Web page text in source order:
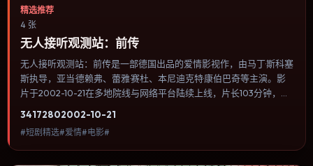
精选推荐
4 张
无人接听观测站：前传
无人接听观测站：前传是一部德国出品的爱情影视作，由马丁·斯科塞
斯执导，亚当·德赖弗、蕾雅·赛杜、本尼迪克特·康伯巴奇等主演。影
片于2002-10-21在多地院线与网络平台陆续上线，片长103分钟，适
物选择与情节推进，节奏与视听语言统一，可作为休闲观影或类型片
补片的选择。
34172802002-10-21
#短剧精选#爱情#电影#